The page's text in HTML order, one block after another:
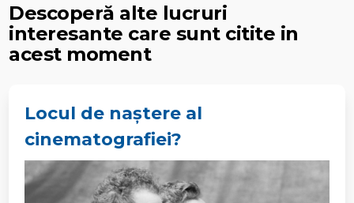
Descoperă alte lucruri
interesante care sunt citite in
acest moment
Locul de naștere al
cinematografiei?